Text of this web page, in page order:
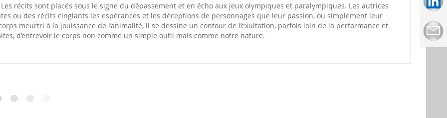
récits sont placés sous le signe du dépassement et en écho aux jeux olympiques et paralympiques. Les autrices
ou des récits cinglants les espérances et les déceptions de personnages que leur passion, ou simplement leur
meurtri à la jouissance de l’animalité, il se dessine un contour de l’exultation, parfois loin de la performance et
d’entrevoir le corps non comme un simple outil mais comme notre nature.